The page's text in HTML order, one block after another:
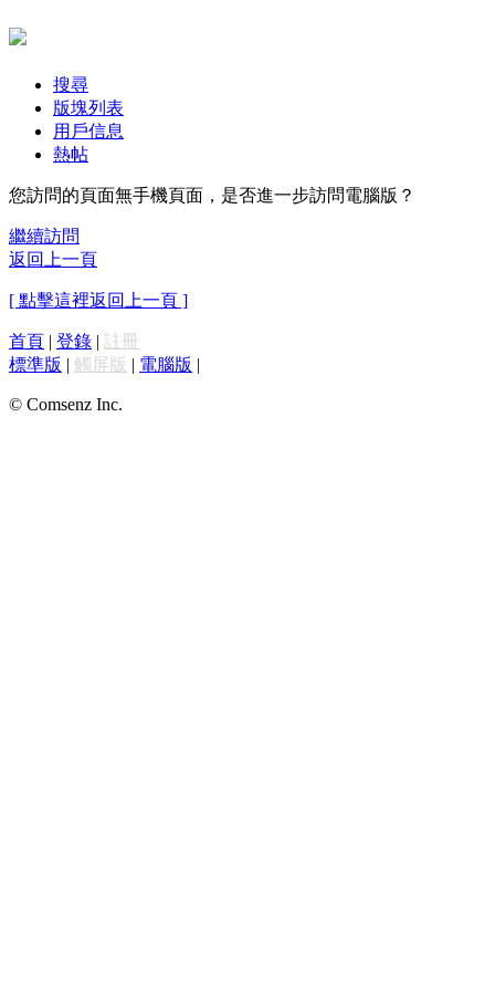
搜尋
版塊列表
用戶信息
熱帖
您訪問的頁面無手機頁面，是否進一步訪問電腦版？
繼續訪問
返回上一頁
[ 點擊這裡返回上一頁 ]
首頁 | 登錄 | 註冊
標準版 | 觸屏版 | 電腦版 |
© Comsenz Inc.